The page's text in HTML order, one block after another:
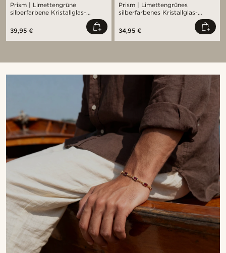
Prism | Limettengrüne
silberfarbene Kristallglas-
Edelstein-2-Glieder-Halskette
39,95 €
Prism | Limettengrünes
silberfarbenes Kristallglas-
Edelstein-2-Glieder-Armband
34,95 €